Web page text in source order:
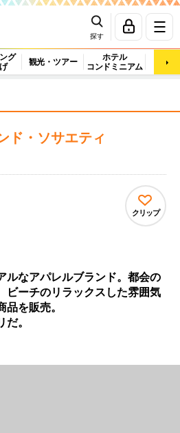
探す
グ
観光・ツアー
ホテル
コンドミニアム
マッ
ド・ソサエティ
クリップ
ルなアパレルブランド。都会の
ビーチのリラックスした雰囲気
を販売。
。